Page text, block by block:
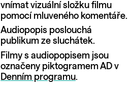
vnímat vizuální složku filmu
pomocí mluveného komentáře.
Audiopopis poslouchá
publikum ze sluchátek.
Filmy s audiopopisem jsou
označeny piktogramem AD v
Denním programu.